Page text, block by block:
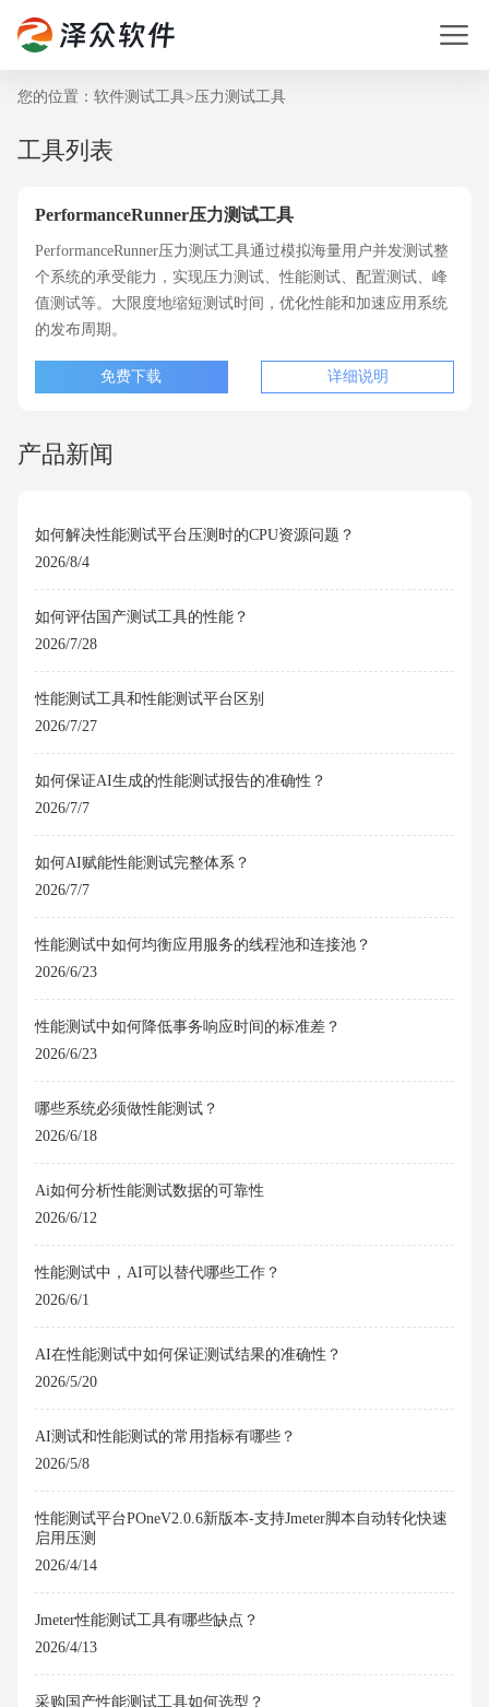
您的位置： 软件测试工具>压力测试工具
工具列表
PerformanceRunner压力测试工具
PerformanceRunner压力测试工具通过模拟海量用户并发测试整
个系统的承受能力，实现压力测试、性能测试、配置测试、峰
值测试等。大限度地缩短测试时间，优化性能和加速应用系统
的发布周期。
免费下载 详细说明
产品新闻
如何解决性能测试平台压测时的CPU资源问题？
2026/8/4
如何评估国产测试工具的性能？
2026/7/28
性能测试工具和性能测试平台区别
2026/7/27
如何保证AI生成的性能测试报告的准确性？
2026/7/7
如何AI赋能性能测试完整体系？
2026/7/7
性能测试中如何均衡应用服务的线程池和连接池？
2026/6/23
性能测试中如何降低事务响应时间的标准差？
2026/6/23
哪些系统必须做性能测试？
2026/6/18
Ai如何分析性能测试数据的可靠性
2026/6/12
性能测试中，AI可以替代哪些工作？
2026/6/1
AI在性能测试中如何保证测试结果的准确性？
2026/5/20
AI测试和性能测试的常用指标有哪些？
2026/5/8
性能测试平台POneV2.0.6新版本-支持Jmeter脚本自动转化快速
启用压测
2026/4/14
Jmeter性能测试工具有哪些缺点？
2026/4/13
采购国产性能测试工具如何选型？